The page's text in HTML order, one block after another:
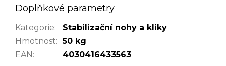
Doplňkové parametry
Kategorie:
Stabilizační nohy a kliky
Hmotnost: 50 kg
EAN: 4030416433563